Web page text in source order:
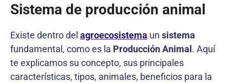
Sistema de producción animal
Existe dentro del agroecosistema un sistema
fundamental, como es la Producción Animal . Aquí
te explicamos su concepto, sus principales
características, tipos, animales, beneficios para la